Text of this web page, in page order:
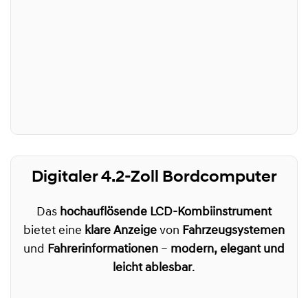
Digitaler 4.2-Zoll Bordcomputer
Das hochauflösende LCD-Kombiinstrument
bietet eine klare Anzeige von Fahrzeugsystemen
und Fahrerinformationen – modern, elegant und
leicht ablesbar.